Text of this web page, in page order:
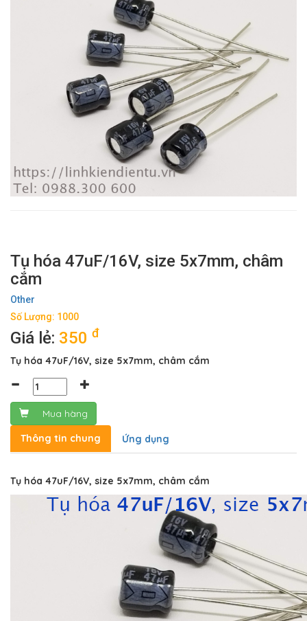
Tụ hóa 47uF/16V, size 5x7mm, châm
cắm
Other
Số Lượng: 1000
Giá lẻ: 350 đ
Tụ hóa 47uF/16V, size 5x7mm, châm cắm
Mua hàng
Thông tin chung
Ứng dụng
Tụ hóa 47uF/16V, size 5x7mm, châm cắm